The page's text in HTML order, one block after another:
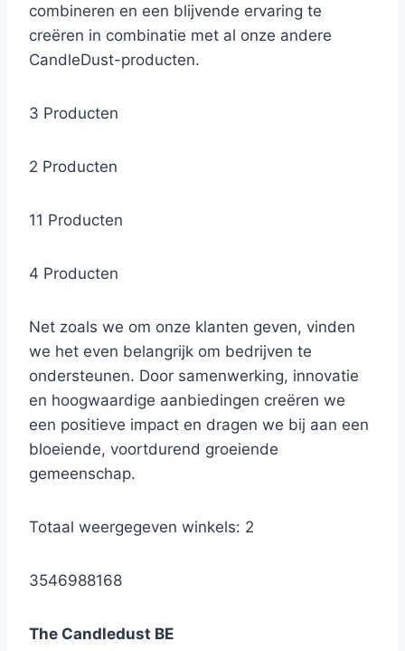
combineren en een blijvende ervaring te
creëren in combinatie met al onze andere
CandleDust-producten.
3 Producten
2 Producten
11 Producten
4 Producten
Net zoals we om onze klanten geven, vinden
we het even belangrijk om bedrijven te
ondersteunen. Door samenwerking, innovatie
en hoogwaardige aanbiedingen creëren we
een positieve impact en dragen we bij aan een
bloeiende, voortdurend groeiende
gemeenschap.
Totaal weergegeven winkels: 2
3546988168
The Candledust BE